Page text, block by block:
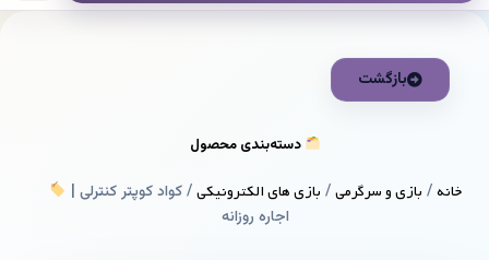
بازگشت
دسته‌بندی محصول
خانه/ بازی و سرگرمی/ بازی های الکترونیکی/ کواد کوپتر کنترلی |
اجاره روزانه